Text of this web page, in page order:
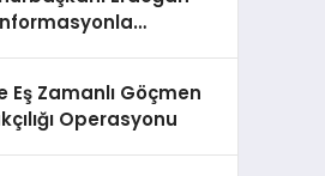
Eş Zamanlı Göçmen
Operasyonu